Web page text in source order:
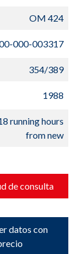
OM 424
000-003317
354/389
1988
running hours
from new
de consulta
datos con